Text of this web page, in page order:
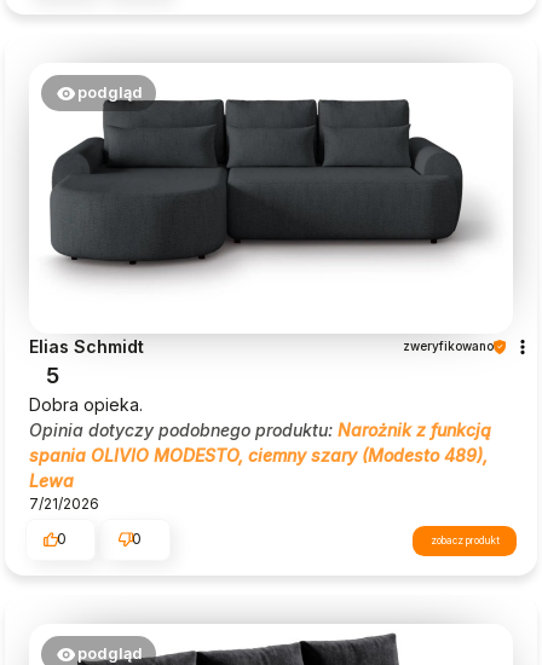
podgląd
Elias Schmidt zweryfikowano
5
Dobra opieka.
Opinia dotyczy podobnego produktu: Narożnik z funkcją
spania OLIVIO MODESTO, ciemny szary (Modesto 489),
Lewa
7/21/2026
0
0 zobacz produkt
podgląd